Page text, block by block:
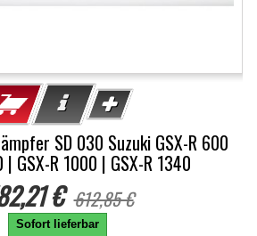
SD 030 Suzuki GSX-R 600
| GSX-R 1000 | GSX-R 1340
€ 612,85 €
Sofort lieferbar